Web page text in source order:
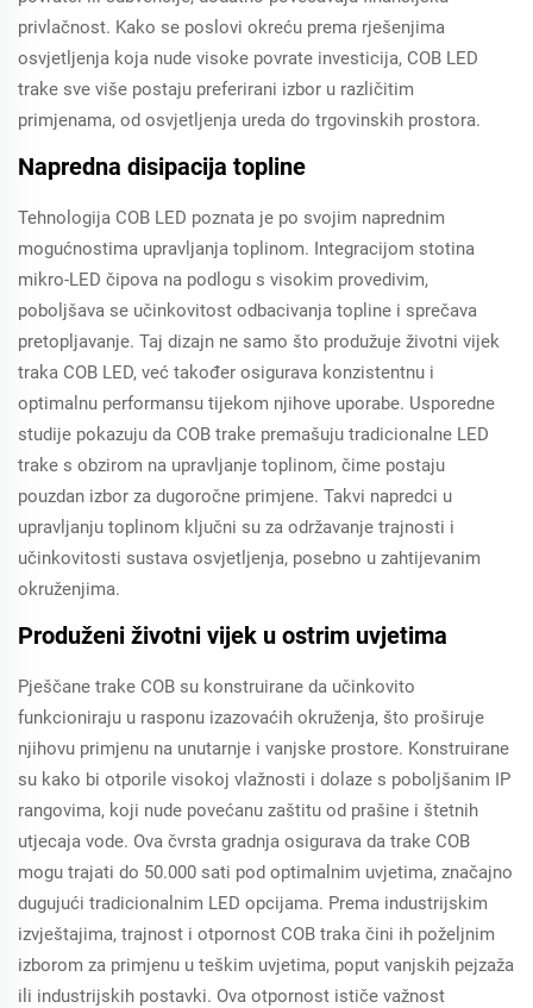
privlačnost. Kako se poslovi okreću prema rješenjima
osvjetljenja koja nude visoke povrate investicija, COB LED
trake sve više postaju preferirani izbor u različitim
primjenama, od osvjetljenja ureda do trgovinskih prostora.
Napredna disipacija topline
Tehnologija COB LED poznata je po svojim naprednim
mogućnostima upravljanja toplinom. Integracijom stotina
mikro-LED čipova na podlogu s visokim provedivim,
poboljšava se učinkovitost odbacivanja topline i sprečava
pretopljavanje. Taj dizajn ne samo što produžuje životni vijek
traka COB LED, već također osigurava konzistentnu i
optimalnu performansu tijekom njihove uporabe. Usporedne
studije pokazuju da COB trake premašuju tradicionalne LED
trake s obzirom na upravljanje toplinom, čime postaju
pouzdan izbor za dugoročne primjene. Takvi napredci u
upravljanju toplinom ključni su za održavanje trajnosti i
učinkovitosti sustava osvjetljenja, posebno u zahtijevanim
okruženjima.
Produženi životni vijek u ostrim uvjetima
Pješčane trake COB su konstruirane da učinkovito
funkcioniraju u rasponu izazovaćih okruženja, što proširuje
njihovu primjenu na unutarnje i vanjske prostore. Konstruirane
su kako bi otporile visokoj vlažnosti i dolaze s poboljšanim IP
rangovima, koji nude povećanu zaštitu od prašine i štetnih
utjecaja vode. Ova čvrsta gradnja osigurava da trake COB
mogu trajati do 50.000 sati pod optimalnim uvjetima, značajno
dugujući tradicionalnim LED opcijama. Prema industrijskim
izvještajima, trajnost i otpornost COB traka čini ih poželjnim
izborom za primjenu u teškim uvjetima, poput vanjskih pejzaža
ili industrijskih postavki. Ova otpornost ističe važnost